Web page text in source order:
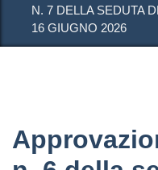
N. 7 DELLA SEDUTA
16 GIUGNO 2026